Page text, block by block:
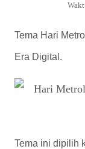
Tema Hari
Era Digital.
Tema ini dipilih